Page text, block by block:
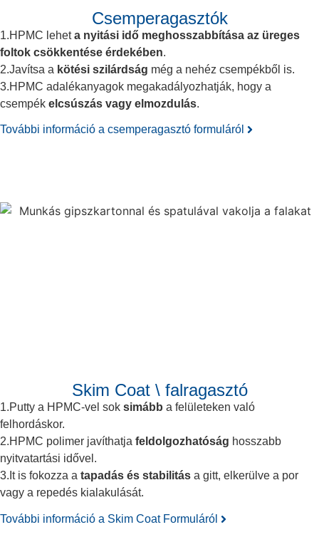
Csemperagasztók
1.HPMC leheta nyitási idő meghosszabbítása az üreges
foltok csökkentése érdekében.
2.Javítsa a kötési szilárdság még a nehéz csempékből is.
3.HPMC adalékanyagok megakadályozhatják, hogy a
csempék elcsúszás vagy elmozdulás.
További információ a csemperagasztó formuláról
Skim Coat \ falragasztó
1.Putty a HPMC-vel sok simább a felületeken való
felhordáskor.
2.HPMC polimer javíthatja feldolgozhatóság hosszabb
nyitvatartási idővel.
3.It is fokozza a tapadás és stabilitás a gitt, elkerülve a por
vagy a repedés kialakulását.
További információ a Skim Coat Formuláról